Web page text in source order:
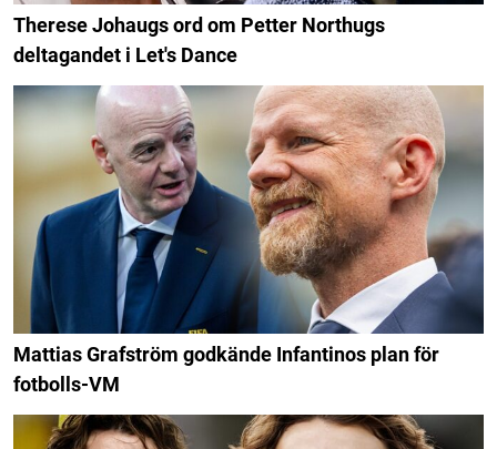
Therese Johaugs ord om Petter Northugs
deltagandet i Let's Dance
Mattias Grafström godkände Infantinos plan för
fotbolls-VM